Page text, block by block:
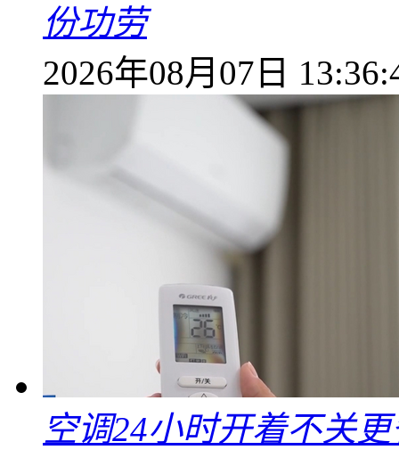
份功劳
2026年08月07日
空调24小时开着不关